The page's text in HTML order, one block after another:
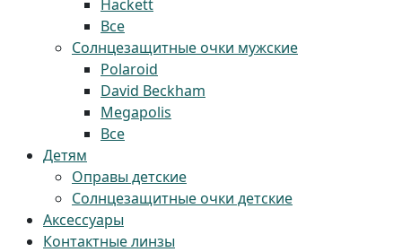
Hackett
Все
Солнцезащитные очки мужские
Polaroid
David Beckham
Megapolis
Все
Детям
Оправы детские
Солнцезащитные очки детские
Аксессуары
Контактные линзы